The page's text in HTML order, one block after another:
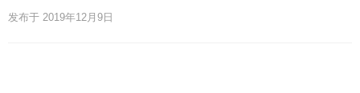
发布于 2019年12月9日